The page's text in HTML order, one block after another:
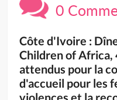
0
Côte d'Ivoire :
Children of Africa,
attendus pour la
d'accueil pour les
violences et la